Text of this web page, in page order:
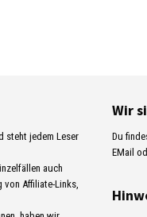
steht jedem Leser
auch
Affiliate-Links,
Wir
Du
EMail